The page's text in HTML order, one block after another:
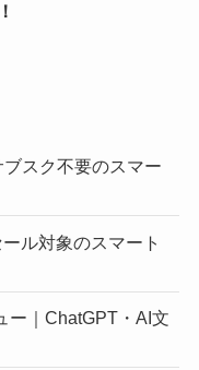
スク不要のスマー
ル対象のスマート
ー｜ChatGPT・AI文